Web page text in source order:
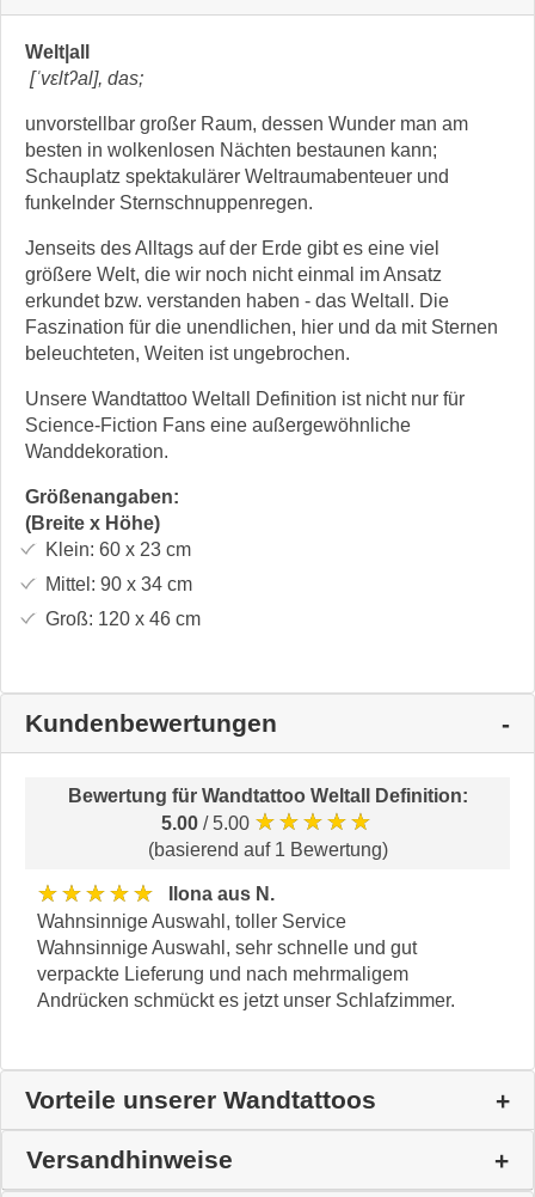
Welt|all
[ˈvɛltʔal], das;
unvorstellbar großer Raum, dessen Wunder man am
besten in wolkenlosen Nächten bestaunen kann;
Schauplatz spektakulärer Weltraumabenteuer und
funkelnder Sternschnuppenregen.
Jenseits des Alltags auf der Erde gibt es eine viel
größere Welt, die wir noch nicht einmal im Ansatz
erkundet bzw. verstanden haben - das Weltall. Die
Faszination für die unendlichen, hier und da mit Sternen
beleuchteten, Weiten ist ungebrochen.
Unsere Wandtattoo Weltall Definition ist nicht nur für
Science-Fiction Fans eine außergewöhnliche
Wanddekoration.
Größenangaben:
(Breite x Höhe)
Klein: 60 x 23cm
Mittel: 90 x 34cm
Groß: 120 x 46cm
Kundenbewertungen
Bewertung für Wandtattoo Weltall Definition:
5.00 / 5.00 ★★★★★
(basierend auf 1 Bewertung)
★★★★★
Ilona aus N.
Wahnsinnige Auswahl, toller Service
Wahnsinnige Auswahl, sehr schnelle und gut
verpackte Lieferung und nach mehrmaligem
Andrücken schmückt es jetzt unser Schlafzimmer.
Vorteile unserer Wandtattoos
Versandhinweise